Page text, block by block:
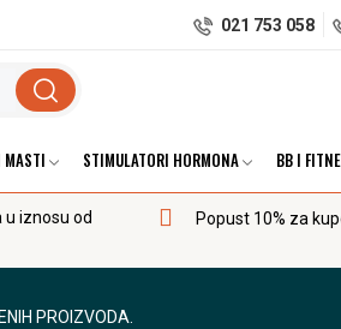
021 753 058
MASTI STIMULATORI HORMONA BB I
iznosu od
Popust 10% za
PROIZVODA.